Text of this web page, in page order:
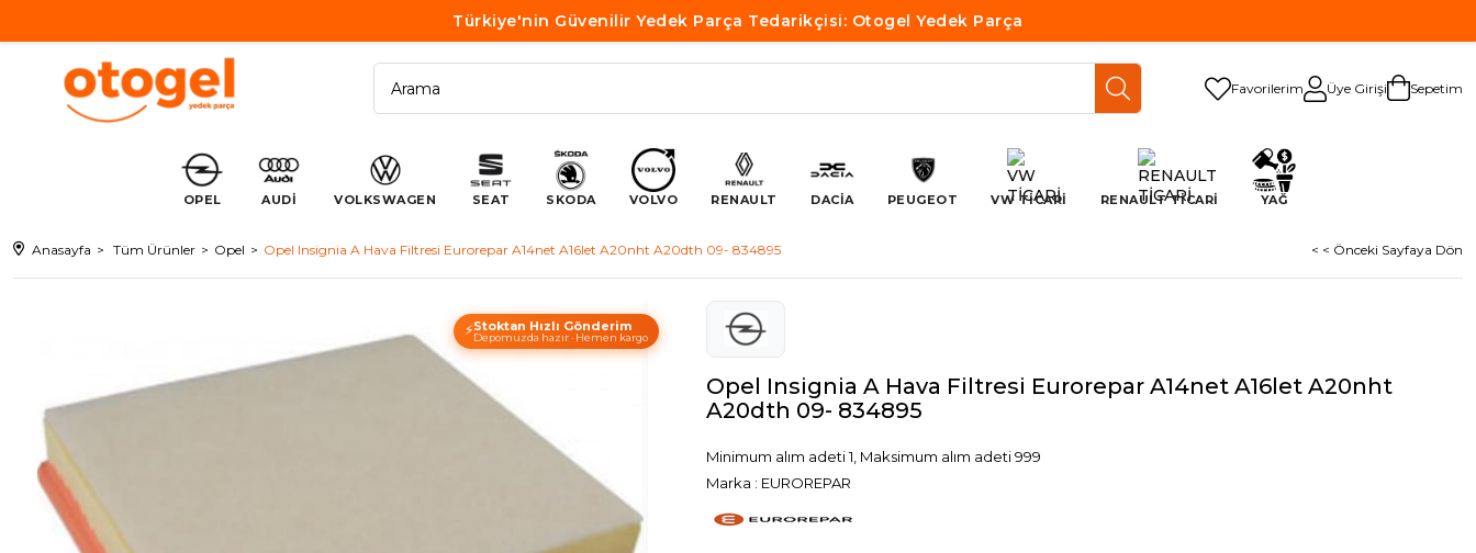
Türkiye'nin Güvenilir Yedek Parça Tedarikçisi: Otogel Yedek Parça
Favorilerim Üye Girişi Sepetim
OPEL AUDİ VOLKSWAGEN SEAT SKODA VOLVO RENAULT DACİA PEUGEOT VW TİCARİ RENAULT TİCARİ YAĞ
Anasayfa Tüm Ürünler Opel Opel Insignia A Hava Filtresi Eurorepar A14net A16let A20nht A20dth 09- 834895 < < Önceki Sayfaya Dön
⚡Stoktan Hızlı Gönderim
Depomuzda hazır · Hemen kargo
Opel Insignia A Hava Filtresi Eurorepar A14net A16let A20nht
A20dth 09- 834895
Minimum alım adeti 1, Maksimum alım adeti 999
Marka : EUROREPAR